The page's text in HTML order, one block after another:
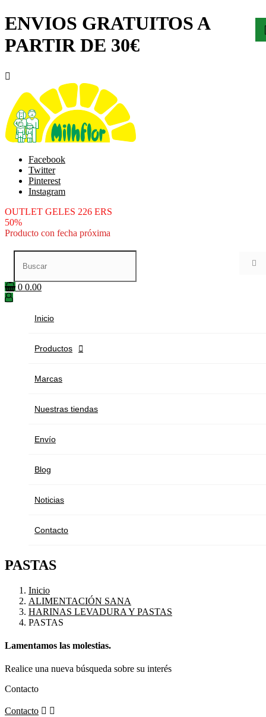
ENVIOS GRATUITOS A
PARTIR DE 30€

Facebook
Twitter
Pinterest
Instagram
OUTLET GELES 226 ERS
50%
Producto con fecha próxima

0 0.00
Inicio
Productos 
Marcas
Nuestras tiendas
Envío
Blog
Noticias
Contacto
PASTAS
Inicio
ALIMENTACIÓN SANA
HARINAS LEVADURA Y PASTAS
PASTAS
Lamentamos las molestias.
Realice una nueva búsqueda sobre su interés
Contacto
Contacto  